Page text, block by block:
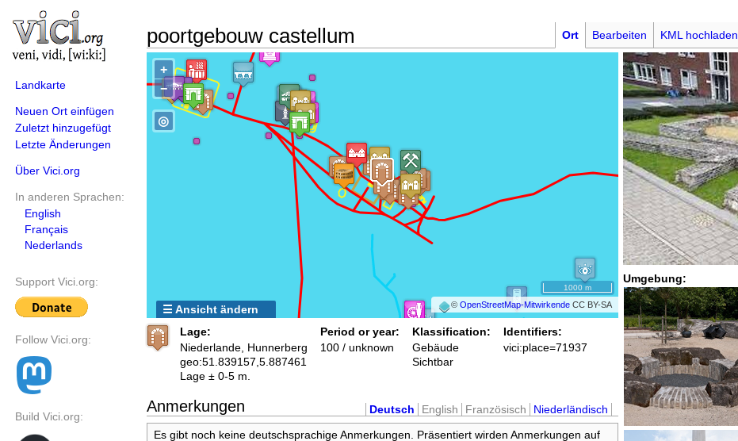
Landkarte
Neuen Ort einfügen
Zuletzt hinzugefügt
Letzte Änderungen
Über Vici.org
In anderen Sprachen:
English
Français
Nederlands
Support Vici.org:
Follow Vici.org:
Build Vici.org:
poortgebouw castellum Ort Bearbeiten KML hochladen
+
−
©OpenStreetMap-Mitwirkende CC BY-SA
◎
1000 m
☰ Ansicht ändern
Umgebung:
Lage:
Niederlande, Hunnerberg
geo:51.839157,5.887461
Lage ± 0-5 m.
Period or year:
100 / unknown
Klassification:
Gebäude
Sichtbar
Identifiers:
vici:place=71937
Anmerkungen Deutsch English Französisch
Niederländisch
Es gibt noch keine deutschsprachige Anmerkungen. Präsentiert wirden Anmerkungen auf